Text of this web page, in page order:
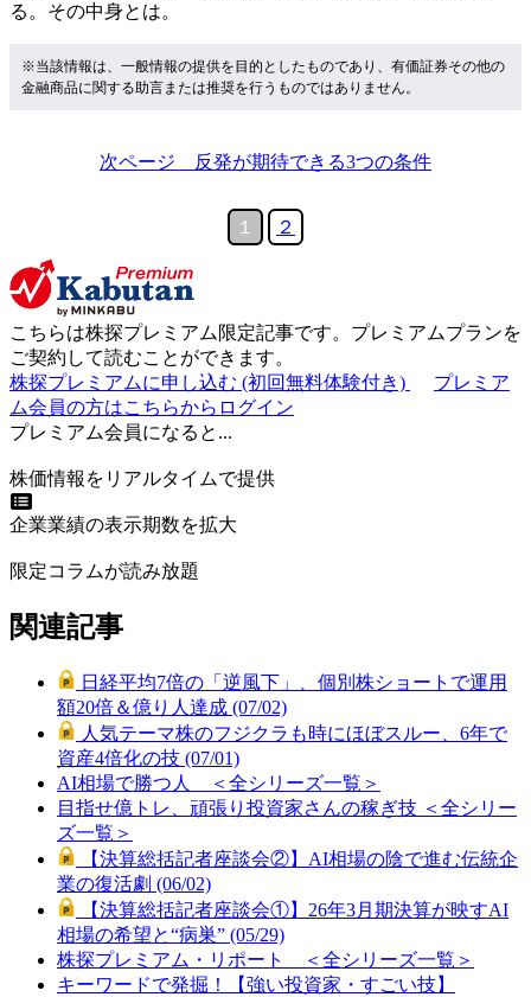
る。その中身とは。
※当該情報は、一般情報の提供を目的としたものであり、有価証券その他の
金融商品に関する助言または推奨を行うものではありません。
次ページ 反発が期待できる3つの条件
１ ２
こちらは株探プレミアム限定記事です。プレミアムプランを
ご契約して読むことができます。
株探プレミアムに申し込む (初回無料体験付き)
プレミア
ム会員の方はこちらからログイン
プレミアム会員になると...
株価情報をリアルタイムで提供
企業業績の表示期数を拡大
限定コラムが読み放題
関連記事
日経平均7倍の「逆風下」、個別株ショートで運用
額20倍＆億り人達成 (07/02)
人気テーマ株のフジクラも時にほぼスルー、6年で
資産4倍化の技 (07/01)
AI相場で勝つ人 ＜全シリーズ一覧＞
目指せ億トレ、頑張り投資家さんの稼ぎ技 ＜全シリー
ズ一覧＞
【決算総括記者座談会②】AI相場の陰で進む伝統企
業の復活劇 (06/02)
【決算総括記者座談会①】26年3月期決算が映すAI
相場の希望と“病巣” (05/29)
株探プレミアム・リポート ＜全シリーズ一覧＞
キーワードで発掘！【強い投資家・すごい技】